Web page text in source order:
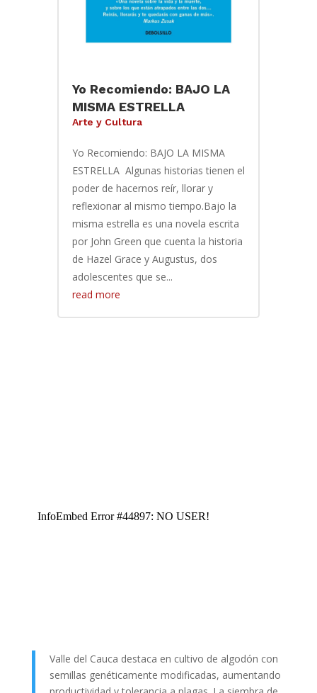
Yo Recomiendo: BAJO LA
MISMA ESTRELLA
Arte y Cultura
Yo Recomiendo: BAJO LA MISMA
ESTRELLA Algunas historias tienen el
poder de hacernos reír, llorar y
reflexionar al mismo tiempo.Bajo la
misma estrella es una novela escrita
por John Green que cuenta la historia
de Hazel Grace y Augustus, dos
adolescentes que se...
read more
Valle del Cauca destaca en cultivo de algodón con
semillas genéticamente modificadas, aumentando